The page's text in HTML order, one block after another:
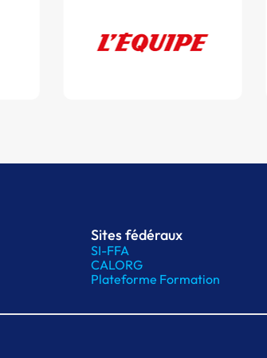
Sites fédéraux
SI-FFA
CALORG
Plateforme Formation